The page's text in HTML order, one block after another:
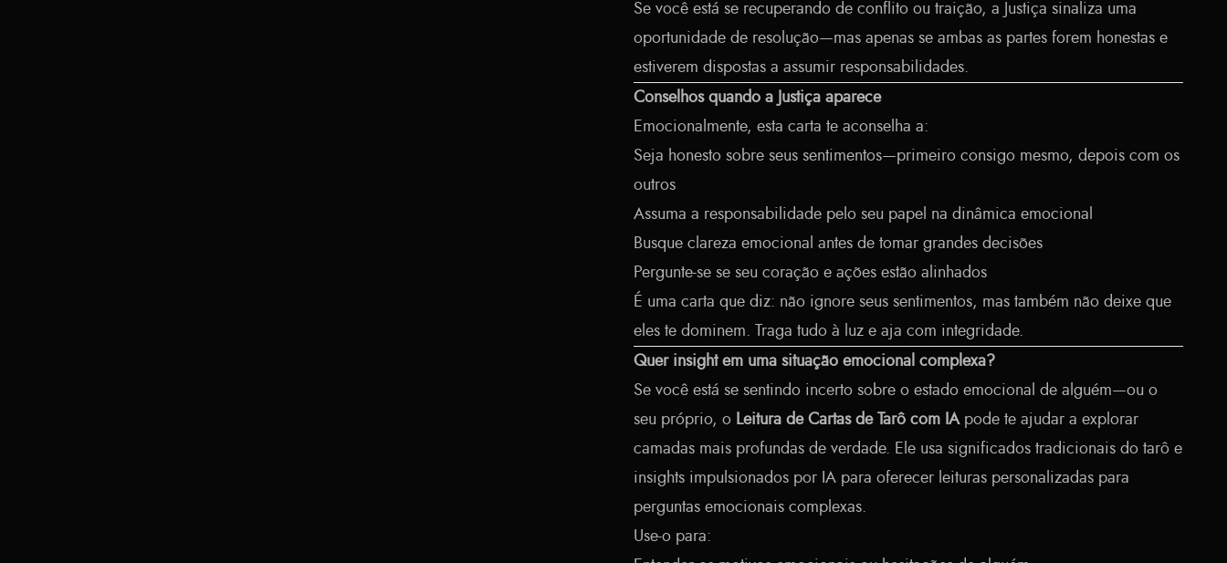
Se você está se recuperando de conflito ou traição, a Justiça sinaliza uma
oportunidade de resolução—mas apenas se ambas as partes forem honestas e
estiverem dispostas a assumir responsabilidades.
Conselhos quando a Justiça aparece
Emocionalmente, esta carta te aconselha a:
Seja honesto sobre seus sentimentos—primeiro consigo mesmo, depois com os
outros
Assuma a responsabilidade pelo seu papel na dinâmica emocional
Busque clareza emocional antes de tomar grandes decisões
Pergunte-se se seu coração e ações estão alinhados
É uma carta que diz: não ignore seus sentimentos, mas também não deixe que
eles te dominem. Traga tudo à luz e aja com integridade.
Quer insight em uma situação emocional complexa?
Se você está se sentindo incerto sobre o estado emocional de alguém—ou o
seu próprio, o Leitura de Cartas de Tarô com IApode te ajudar a explorar
camadas mais profundas de verdade. Ele usa significados tradicionais do tarô e
insights impulsionados por IA para oferecer leituras personalizadas para
perguntas emocionais complexas.
Use-o para: